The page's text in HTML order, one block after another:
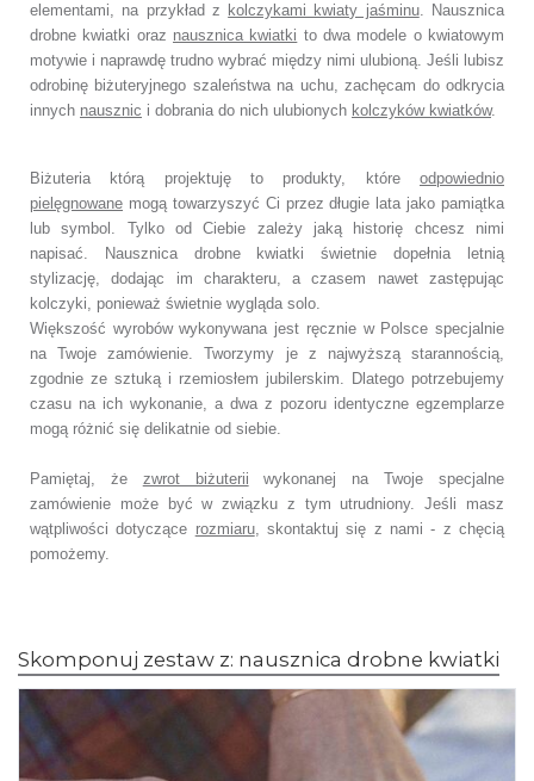
elementami, na przykład z kolczykami kwiaty jaśminu. Nausznica
drobne kwiatki oraz nausznica kwiatki to dwa modele o kwiatowym
motywie i naprawdę trudno wybrać między nimi ulubioną. Jeśli lubisz
odrobinę biżuteryjnego szaleństwa na uchu, zachęcam do odkrycia
innych nausznic i dobrania do nich ulubionych kolczyków kwiatków.
Biżuteria którą projektuję to produkty, które odpowiednio
pielęgnowane mogą towarzyszyć Ci przez długie lata jako pamiątka
lub symbol. Tylko od Ciebie zależy jaką historię chcesz nimi
napisać. Nausznica drobne kwiatki świetnie dopełnia letnią
stylizację, dodając im charakteru, a czasem nawet zastępując
kolczyki, ponieważ świetnie wygląda solo.
Większość wyrobów wykonywana jest ręcznie w Polsce specjalnie
na Twoje zamówienie. Tworzymy je z najwyższą starannością,
zgodnie ze sztuką i rzemiosłem jubilerskim. Dlatego potrzebujemy
czasu na ich wykonanie, a dwa z pozoru identyczne egzemplarze
mogą różnić się delikatnie od siebie.
Pamiętaj, że zwrot biżuterii wykonanej na Twoje specjalne
zamówienie może być w związku z tym utrudniony. Jeśli masz
wątpliwości dotyczące rozmiaru, skontaktuj się z nami - z chęcią
pomożemy.
Skomponuj zestaw z: nausznica drobne kwiatki